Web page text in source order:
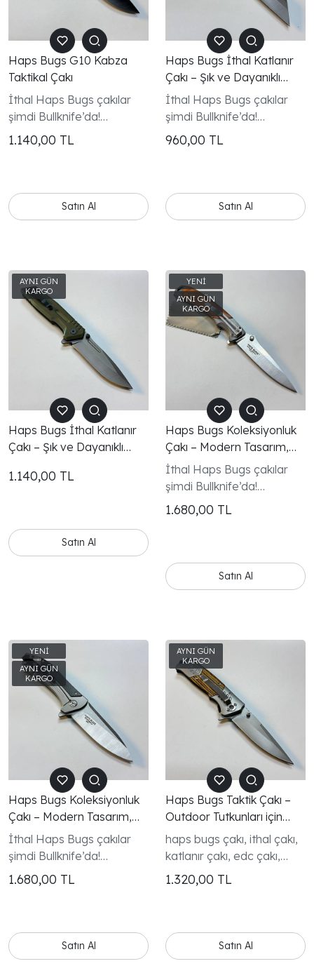
Haps Bugs G10 Kabza
Taktikal Çakı
İthal Haps Bugs çakılar
şimdi Bullknife’da!
Kompakt, sağlam ve
keskin hatlara sahip bu
için mükemmel bir tercih.
Kaliteli malzeme, kusursuz
1.140,00 TL
Satın Al
Haps Bugs İthal Katlanır
Çakı – Şık ve Dayanıklı
EDC Modeli
İthal Haps Bugs çakılar
şimdi Bullknife’da!
Kompakt, sağlam ve
keskin hatlara sahip bu
için mükemmel bir tercih.
Kaliteli malzeme, kusursuz
960,00 TL
Satın Al
Haps Bugs İthal Katlanır
Çakı – Şık ve Dayanıklı
1.140,00 TL
Satın Al
Haps Bugs Koleksiyonluk
Çakı – Modern Tasarım,
Üst Seviye İşçilik
İthal Haps Bugs çakılar
şimdi Bullknife’da!
Kompakt, sağlam ve
keskin hatlara sahip bu
için mükemmel bir tercih.
Kaliteli malzeme, kusursuz
1.680,00 TL
Satın Al
Haps Bugs Koleksiyonluk
Çakı – Modern Tasarım,
Üst Seviye İşçilik
İthal Haps Bugs çakılar
şimdi Bullknife’da!
Kompakt, sağlam ve
keskin hatlara sahip bu
için mükemmel bir tercih.
Kaliteli malzeme, kusursuz
1.680,00 TL
Satın Al
Haps Bugs Taktik Çakı –
Outdoor Tutkunları için
Profesyonel Seçim
haps bugs çakı, ithal çakı,
katlanır çakı, edc çakı,
kamp çakısı, outdoor çakı,
taktik çakı, koleksiyonluk
1.320,00 TL
Satın Al